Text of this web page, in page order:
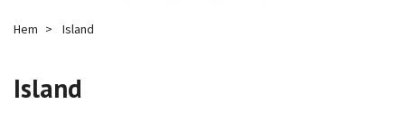
Hem Island
Island